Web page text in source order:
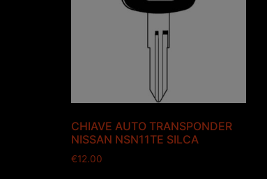
CHIAVE AUTO TRANSPONDER
NISSAN NSN11TE SILCA
€12.00